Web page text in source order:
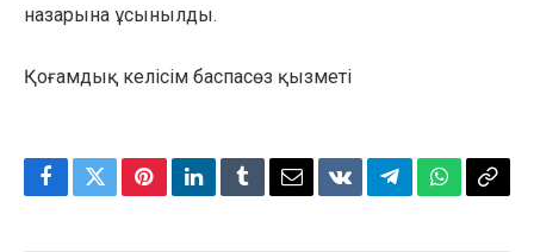
назарына ұсынылды.
Қоғамдық келісім баспасөз қызметі
Facebook
TwitterPinterestLinkedInTumblrEmailVKontakte
TelegramWhatsApp
Copy